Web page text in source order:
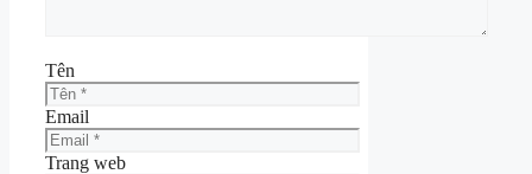
Tên
Email
Trang web